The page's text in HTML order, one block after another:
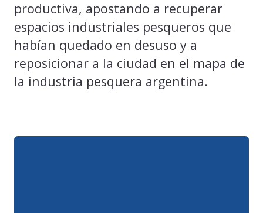
productiva, apostando a recuperar
espacios industriales pesqueros que
habían quedado en desuso y a
reposicionar a la ciudad en el mapa de
la industria pesquera argentina.